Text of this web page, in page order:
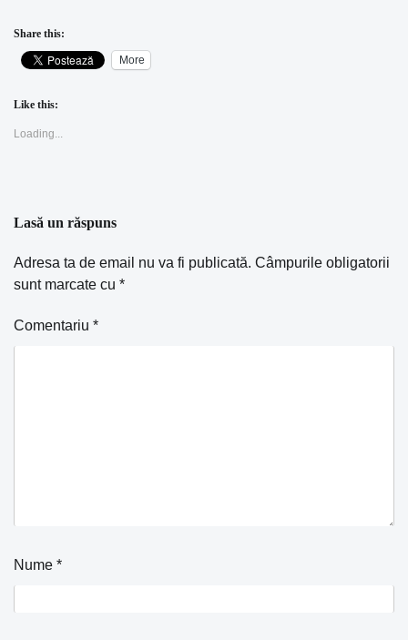
Share this:
More
Like this:
Loading...
Lasă un răspuns
Adresa ta de email nu va fi publicată. Câmpurile obligatorii
sunt marcate cu *
Comentariu *
Nume *